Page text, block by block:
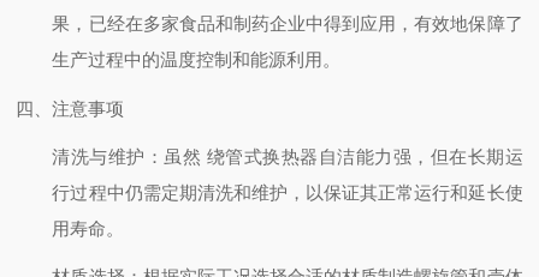
果，已经在多家食品和制药企业中得到应用，有效地保障了
生产过程中的温度控制和能源利用。
四、注意事项
清洗与维护 ：虽然 绕管式换热器自洁能力强，但在长期运
行过程中仍需定期清洗和维护，以保证其正常运行和延长使
用寿命。